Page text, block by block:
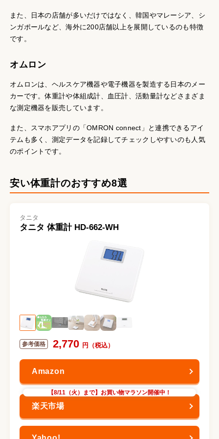
また、日本の店舗が多いだけではなく、韓国やマレーシア、シ
ンガポールなど、海外に200店舗以上を展開しているのも特徴
です。
オムロン
オムロンは、ヘルスケア機器や電子機器を製造する日本のメー
カーです。体重計や体組成計、血圧計、活動量計などさまざま
な測定機器を販売しています。
また、スマホアプリの「OMRON connect」と連携できるアイ
テムも多く、測定データを記録してチェックしやすいのも人気
のポイントです。
安い体重計のおすすめ8選
タニタ
タニタ 体重計 HD-662-WH
2,770
【8/11（火）まで】お買い物マラソン開催中！